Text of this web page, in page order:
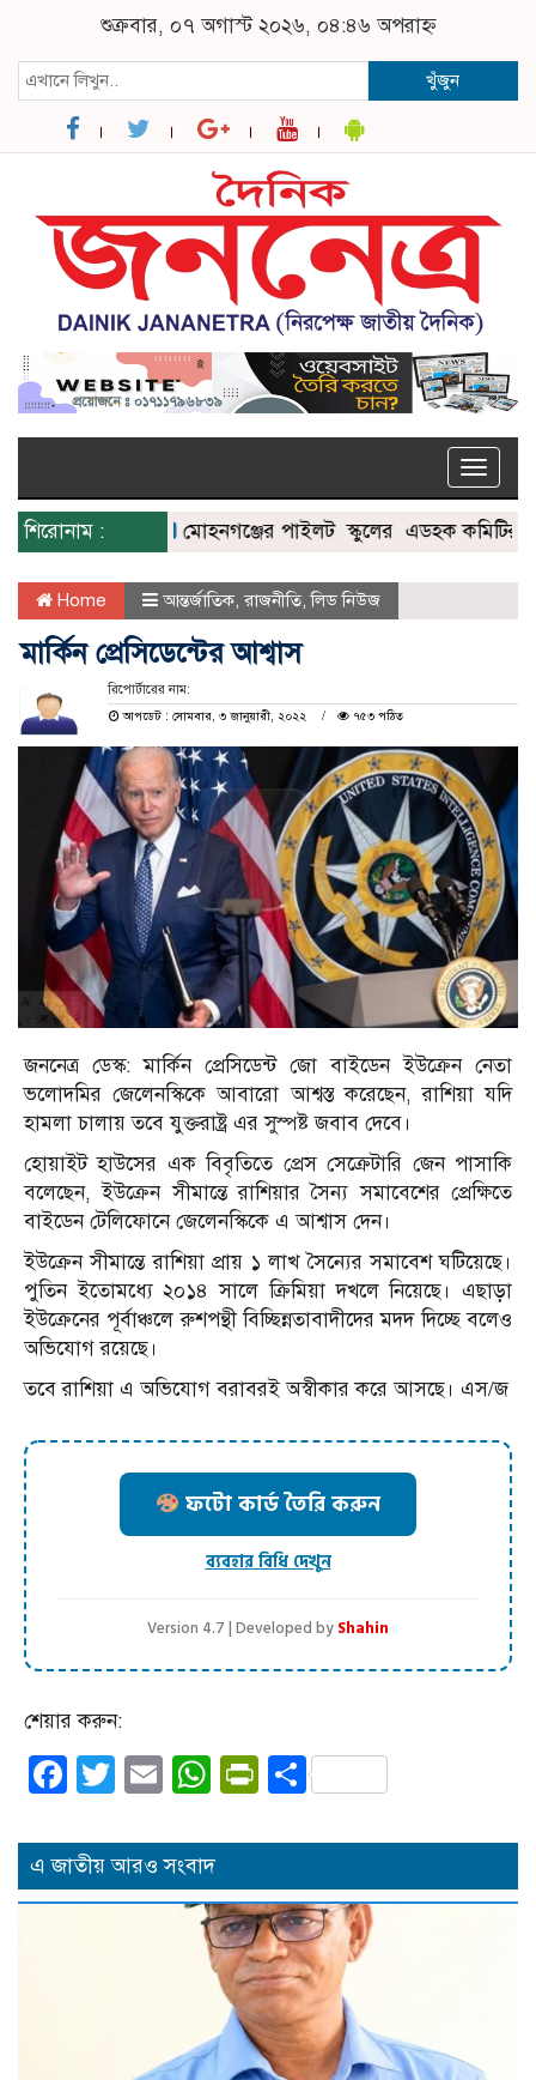
শুক্রবার, ০৭ অগাস্ট ২০২৬, ০৪:৪৬ অপরাহ্ন
খুঁজুন
Toggle
শিরোনাম :
মোহনগঞ্জের পাইলট স্কুলের এডহক কমিটির
Home আন্তর্জাতিক, রাজনীতি,লিড নিউজ
মার্কিন প্রেসিডেন্টের আশ্বাস
রিপোর্টারের নাম:
আপডেট : সোমবার, ৩ জানুয়ারী, ২০২২
৭৫৩ পঠিত
জননেত্র ডেস্ক: মার্কিন প্রেসিডেন্ট জো বাইডেন ইউক্রেন নেতা
ভলোদমির জেলেনস্কিকে আবারো আশ্বস্ত করেছেন, রাশিয়া যদি
হামলা চালায় তবে যুক্তরাষ্ট্র এর সুস্পষ্ট জবাব দেবে।
হোয়াইট হাউসের এক বিবৃতিতে প্রেস সেক্রেটারি জেন পাসাকি
বলেছেন, ইউক্রেন সীমান্তে রাশিয়ার সৈন্য সমাবেশের প্রেক্ষিতে
বাইডেন টেলিফোনে জেলেনস্কিকে এ আশ্বাস দেন।
ইউক্রেন সীমান্তে রাশিয়া প্রায় ১ লাখ সৈন্যের সমাবেশ ঘটিয়েছে।
পুতিন ইতোমধ্যে ২০১৪ সালে ক্রিমিয়া দখলে নিয়েছে। এছাড়া
ইউক্রেনের পূর্বাঞ্চলে রুশপন্থী বিচ্ছিন্নতাবাদীদের মদদ দিচ্ছে বলেও
অভিযোগ রয়েছে।
তবে রাশিয়া এ অভিযোগ বরাবরই অস্বীকার করে আসছে। এস/জ
ফটো কার্ড তৈরি করুন
ব্যবহার বিধি দেখুন
Version 4.7 | Developed byShahin
শেয়ার করুন:
Facebook
Twitter
EmailWhatsApp
PrintFriendly
Share
এ জাতীয় আরও সংবাদ